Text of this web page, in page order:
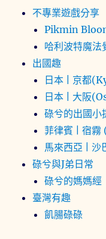
不專業遊戲分享
Pikmin
哈利波特魔法
出國趣
日本 | 京都
日本 | 大阪
碌兮的出國小
菲律賓 | 宿霧
馬來西亞 | 沙
碌兮與J弟日常
碌兮的媽媽經
臺灣有趣
飢腸碌碌